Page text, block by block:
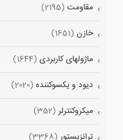
مقاومت (2195)
خازن (1651)
ماژولهای کاربردی (1644)
دیود و یکسوکننده (2020)
میکروکنترلر (352)
ترانزیستور (3368)